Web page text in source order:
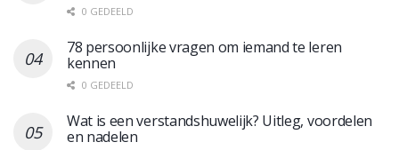
0 GEDEELD
78 persoonlijke vragen om iemand te leren
kennen
0 GEDEELD
Wat is een verstandshuwelijk? Uitleg, voordelen
en nadelen